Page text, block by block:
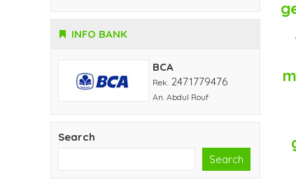
INFO BANK
BCA
Rek. 2471779476
An. Abdul Rouf
Search
Search